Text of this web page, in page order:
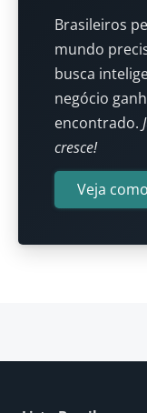
Brasileiros
mundo
busca
negócio
encontrado.
cresce!
Veja